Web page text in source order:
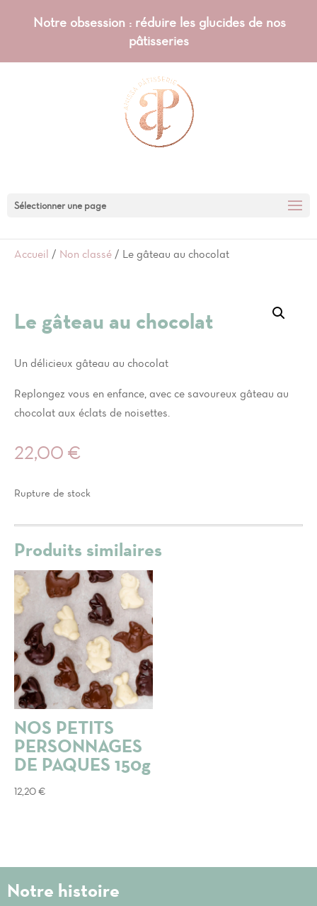
Notre obsession : réduire les glucides de nos
pâtisseries
Sélectionner une page
Accueil / Non classé / Le gâteau au chocolat
Le gâteau au chocolat
Un délicieux gâteau au chocolat
Replongez vous en enfance, avec ce savoureux gâteau au
chocolat aux éclats de noisettes.
22,00 €
Rupture de stock
Produits similaires
NOS PETITS
PERSONNAGES
DE PAQUES 150g
12,20€
Notre histoire